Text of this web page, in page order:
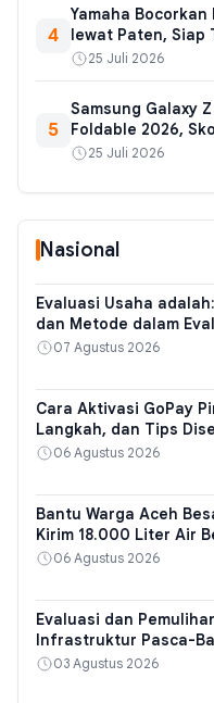
4
Yamaha
lewat Paten, Siap
25 Juli 2026
5
Samsung Galaxy
Foldable 2026,
25 Juli 2026
Nasional
Evaluasi Usaha
dan Metode dalam
07 Agustus 2026
Cara Aktivasi GoPay
Langkah, dan Tips
06 Agustus 2026
Bantu Warga Aceh
Kirim 18.000 Liter Air
06 Agustus 2026
Evaluasi dan
Infrastruktur Pasca-
03 Agustus 2026